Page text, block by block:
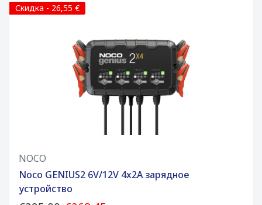
Скидка - 26,55 €
NOCO
Noco GENIUS2 6V/12V 4x2A зарядное
устройство